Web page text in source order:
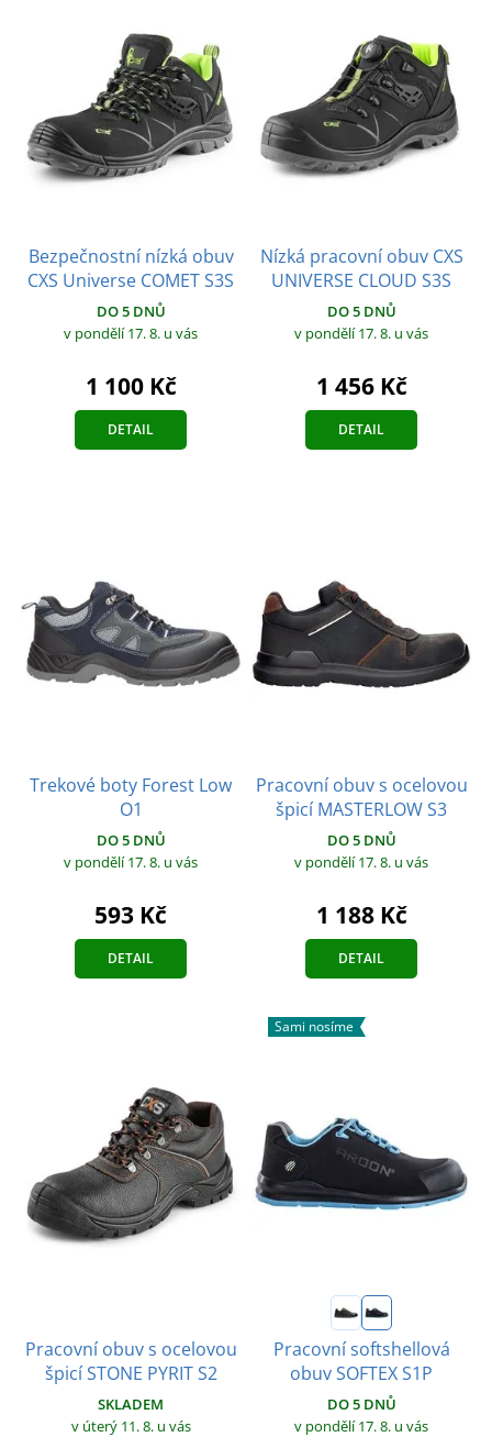
Bezpečnostní nízká obuv
CXS Universe COMET S3S
DO 5 DNŮ
v pondělí 17. 8. u vás
1 100 Kč
DETAIL
Nízká pracovní obuv CXS
UNIVERSE CLOUD S3S
DO 5 DNŮ
v pondělí 17. 8. u vás
1 456 Kč
DETAIL
Trekové boty Forest Low
O1
DO 5 DNŮ
v pondělí 17. 8. u vás
593 Kč
DETAIL
Pracovní obuv s ocelovou
špicí MASTERLOW S3
DO 5 DNŮ
v pondělí 17. 8. u vás
1 188 Kč
DETAIL
Pracovní obuv s ocelovou
špicí STONE PYRIT S2
SKLADEM
v úterý 11. 8. u vás
Sami nosíme
Pracovní softshellová
obuv SOFTEX S1P
DO 5 DNŮ
v pondělí 17. 8. u vás